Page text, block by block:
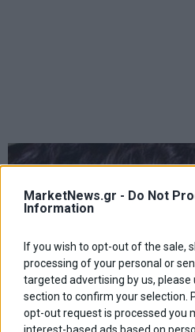
MarketNews.gr - Do Not
Information
If you wish to opt-out of the sale,
processing of your personal or
targeted advertising by us,
section to confirm your selection.
opt-out request is processed you